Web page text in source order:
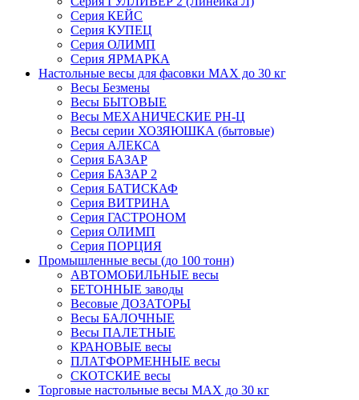
Серия КЕЙС
Серия КУПЕЦ
Серия ОЛИМП
Серия ЯРМАРКА
Настольные весы для фасовки MAX до 30 кг
Весы Безмены
Весы БЫТОВЫЕ
Весы МЕХАНИЧЕСКИЕ РН-Ц
Весы серии ХОЗЯЮШКА (бытовые)
Серия АЛЕКСА
Серия БАЗАР
Серия БАЗАР 2
Серия БАТИСКАФ
Серия ВИТРИНА
Серия ГАСТРОНОМ
Серия ОЛИМП
Серия ПОРЦИЯ
Промышленные весы (до 100 тонн)
АВТОМОБИЛЬНЫЕ весы
БЕТОННЫЕ заводы
Весовые ДОЗАТОРЫ
Весы БАЛОЧНЫЕ
Весы ПАЛЕТНЫЕ
КРАНОВЫЕ весы
ПЛАТФОРМЕННЫЕ весы
СКОТСКИЕ весы
Торговые настольные весы MAX до 30 кг